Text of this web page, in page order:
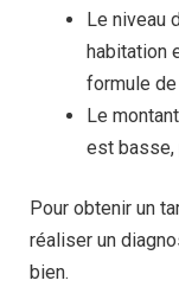
Le niveau
habitation
formule
Le
est basse,
Pour obtenir un
réaliser un
bien.